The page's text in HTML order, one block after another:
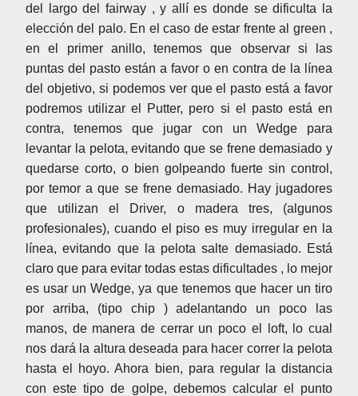
del largo del fairway , y allí es donde se dificulta la
elección del palo. En el caso de estar frente al green ,
en el primer anillo, tenemos que observar si las
puntas del pasto están a favor o en contra de la línea
del objetivo, si podemos ver que el pasto está a favor
podremos utilizar el Putter, pero si el pasto está en
contra, tenemos que jugar con un Wedge para
levantar la pelota, evitando que se frene demasiado y
quedarse corto, o bien golpeando fuerte sin control,
por temor a que se frene demasiado. Hay jugadores
que utilizan el Driver, o madera tres, (algunos
profesionales), cuando el piso es muy irregular en la
línea, evitando que la pelota salte demasiado. Está
claro que para evitar todas estas dificultades , lo mejor
es usar un Wedge, ya que tenemos que hacer un tiro
por arriba, (tipo chip ) adelantando un poco las
manos, de manera de cerrar un poco el loft, lo cual
nos dará la altura deseada para hacer correr la pelota
hasta el hoyo. Ahora bien, para regular la distancia
con este tipo de golpe, debemos calcular el punto